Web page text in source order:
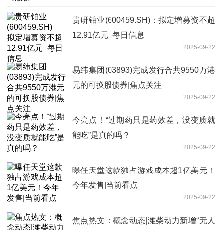
贵研铂业(600459.SH)：拟定增募资不超
12.91亿元_每日信息
2025-09-22
易纬集团(03893)完成发行合共9550万港
元的可换股债券|焦点关注
2025-09-22
今亮点！“过期药只是药效差，没变质就
能吃”是真的吗？
2025-09-22
曝任天堂这款独占游戏成本超1亿美元！
今年发售|当前看点
2025-09-22
焦点热文：概念动态|潍柴动力新增“无人